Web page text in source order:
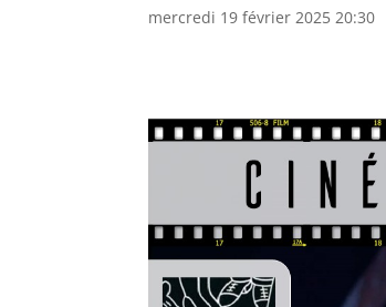
mercredi 19 février 2025 20:30